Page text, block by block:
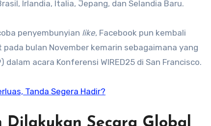
Irlandia, Italia, Jepang, dan Selandia Baru.
penyembunyian like, Facebook pun kembali
bulan November kemarin sebagaimana yang
acara Konferensi WIRED25 di San Francisco.
Tanda Segera Hadir?
Dilakukan Secara Global